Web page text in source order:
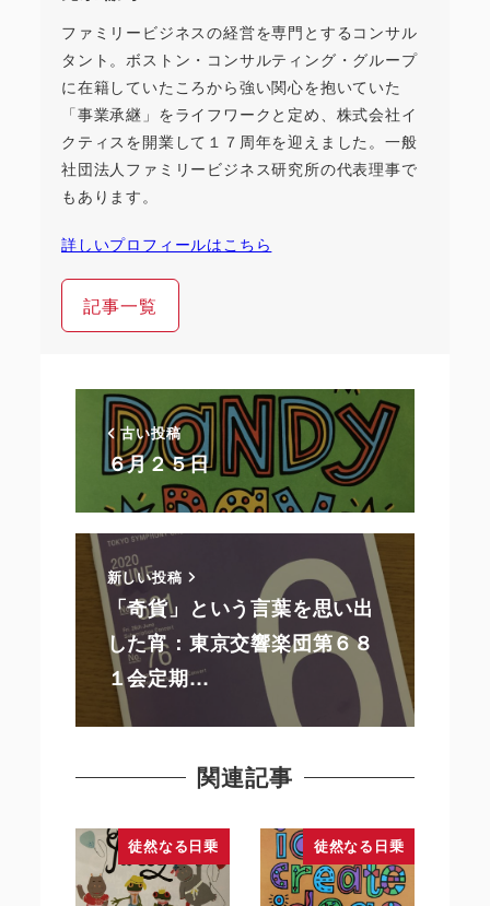
ファミリービジネスの経営を専門とするコンサル
タント。ボストン・コンサルティング・グループ
に在籍していたころから強い関心を抱いていた
「事業承継」をライフワークと定め、株式会社イ
クティスを開業して１７周年を迎えました。一般
社団法人ファミリービジネス研究所の代表理事で
もあります。
詳しいプロフィールはこちら
記事一覧
古い投稿
６月２５日
新しい投稿
「奇貨」という言葉を思い出
した宵：東京交響楽団第６８
１会定期…
関連記事
徒然なる日乗 徒然なる日乗